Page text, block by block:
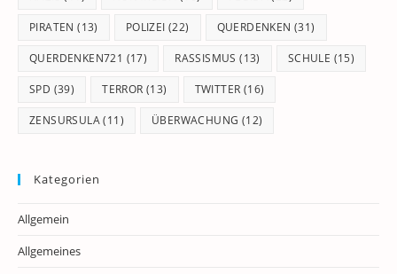
PIRATEN (13) POLIZEI (22) QUERDENKEN (31)
QUERDENKEN721 (17) RASSISMUS (13) SCHULE (15)
SPD (39) TERROR (13) TWITTER (16)
ZENSURSULA(11) ÜBERWACHUNG (12)
Kategorien
Allgemein
Allgemeines